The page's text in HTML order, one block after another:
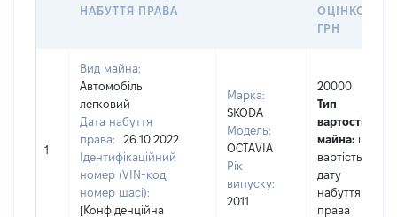
НАБУТТЯ ПРАВА
ОЦІНКОЮ,
ГРН
1
Вид майна:
Автомобіль
легковий
Дата набуття
права:
26.10.2022
Ідентифікаційний
номер (VIN-код,
номер шасі):
[Конфіденційна
Марка:
SKODA
Модель:
OCTAVIA
Рік
випуску:
2011
20000
Тип
вартості
майна: це
вартість на
дату
набуття
права